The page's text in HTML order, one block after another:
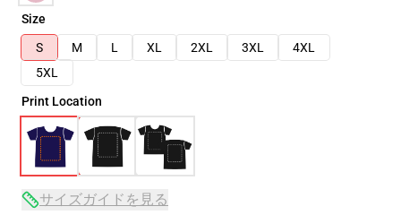
Size
S
M L XL 2XL 3XL
4XL
5XL
Print Location
サイズガイドを見る